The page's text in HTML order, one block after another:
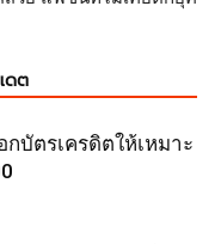
ดต
บัตรเครดิตให้เหมาะ